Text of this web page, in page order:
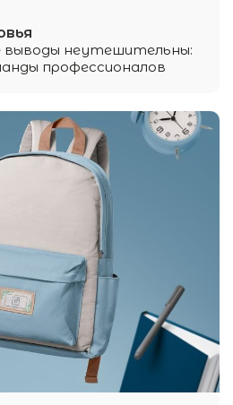
выводы неутешительны:
профессионалов